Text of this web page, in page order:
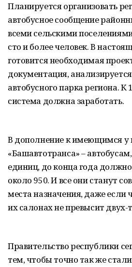
Планируется организовать
автобусное сообщение
всеми сельскими
сто и более человек. В
готовится необходимая
документация,
автобусного парка региона. К
система должна заработать.
В дополнение к имеющимся у
«Башавтотранса» –
единиц, до конца года
около 950. И все они станут
места назначения, даже если
их салонах не превысит двух-
Правительство республики
тем, чтобы точно так же